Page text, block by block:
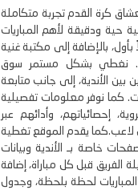
كرة القدم تجربة متكاملة
حية ودقيقة لأهم المباريات
بأول، بالإضافة إلى مكتبة غنية
نغطي بشكل مستمر سوق
بين الأندية، إلى جانب متابعة
كما نوفر معلومات تفصيلية
إحصائياتهم، وأدائهم عبر
لاعب.كما يقدم الموقع تغطية
خاصة بـ الأندية وبيانات
قبل كل مباراة، إضافة
لحظة بلحظة، وجدول